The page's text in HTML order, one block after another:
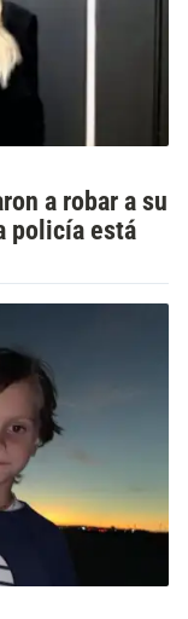
a robar a su
policía está